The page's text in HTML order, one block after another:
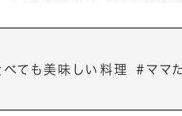
べても美味しい料理 ＃ママ